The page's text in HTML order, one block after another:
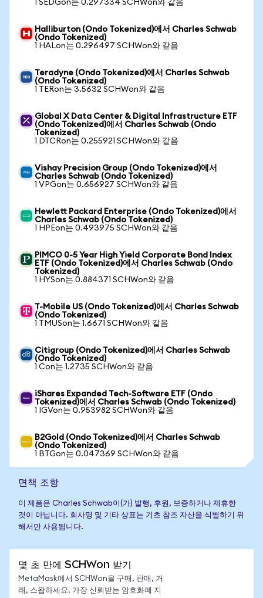
1 SEDGon는 0.297334 SCHWon와 같음
Halliburton (Ondo Tokenized)에서 Charles Schwab
(Ondo Tokenized)
1 HALon는 0.296497 SCHWon와 같음
Teradyne (Ondo Tokenized)에서 Charles Schwab
(Ondo Tokenized)
1 TERon는 3.5632 SCHWon와 같음
Global X Data Center & Digital Infrastructure ETF
(Ondo Tokenized)에서 Charles Schwab (Ondo
Tokenized)
1 DTCRon는 0.255921 SCHWon와 같음
Vishay Precision Group (Ondo Tokenized)에서
Charles Schwab (Ondo Tokenized)
1 VPGon는 0.656927 SCHWon와 같음
Hewlett Packard Enterprise (Ondo Tokenized)에서
Charles Schwab (Ondo Tokenized)
1 HPEon는 0.493975 SCHWon와 같음
PIMCO 0-5 Year High Yield Corporate Bond Index
ETF (Ondo Tokenized)에서 Charles Schwab (Ondo
Tokenized)
1 HYSon는 0.884371 SCHWon와 같음
T-Mobile US (Ondo Tokenized)에서 Charles Schwab
(Ondo Tokenized)
1 TMUSon는 1.6671 SCHWon와 같음
Citigroup (Ondo Tokenized)에서 Charles Schwab
(Ondo Tokenized)
1 Con는 1.2735 SCHWon와 같음
iShares Expanded Tech-Software ETF (Ondo
Tokenized)에서 Charles Schwab (Ondo Tokenized)
1 IGVon는 0.953982 SCHWon와 같음
B2Gold (Ondo Tokenized)에서 Charles Schwab
(Ondo Tokenized)
1 BTGon는 0.047369 SCHWon와 같음
면책 조항
이 제품은 Charles Schwab이(가) 발행, 후원, 보증하거나 제휴한
것이 아닙니다. 회사명 및 기타 상표는 기초 참조 자산을 식별하기 위
해서만 사용됩니다.
몇 초 만에 SCHWon 받기
MetaMask에서 SCHWon을 구매, 판매, 거
래, 스왑하세요. 가장 신뢰받는 암호화폐 지